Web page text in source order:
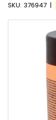
SKU: 376947